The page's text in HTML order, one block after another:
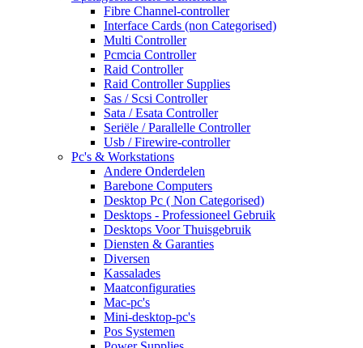
Fibre Channel-controller
Interface Cards (non Categorised)
Multi Controller
Pcmcia Controller
Raid Controller
Raid Controller Supplies
Sas / Scsi Controller
Sata / Esata Controller
Seriële / Parallelle Controller
Usb / Firewire-controller
Pc's & Workstations
Andere Onderdelen
Barebone Computers
Desktop Pc ( Non Categorised)
Desktops - Professioneel Gebruik
Desktops Voor Thuisgebruik
Diensten & Garanties
Diversen
Kassalades
Maatconfiguraties
Mac-pc's
Mini-desktop-pc's
Pos Systemen